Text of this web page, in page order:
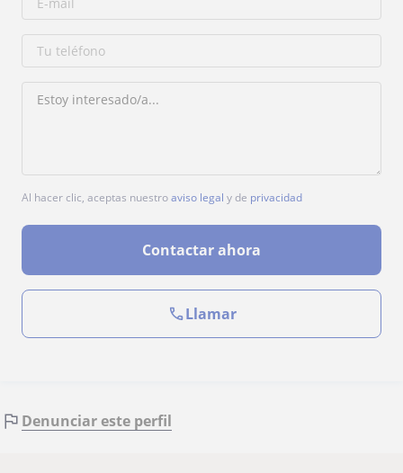
Al hacer clic, aceptas nuestroaviso legal y de privacidad
Contactar ahora
Llamar
Denunciar este perfil